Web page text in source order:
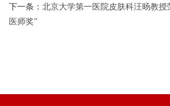
下一条： 北京大学第一医院皮肤科汪旸教授
医师奖”